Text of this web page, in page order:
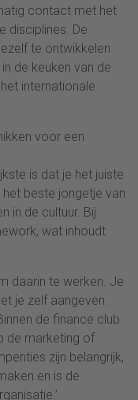
contact met het
disciplines. De
te ontwikkelen
de keuken van de
internationale
voor een
is dat je het juiste
beste jongetje van
in de cultuur. Bij
wat inhoudt
daarin te werken. Je
je zelf aangeven.
de finance club
de marketing of
zijn belangrijk,
en is de